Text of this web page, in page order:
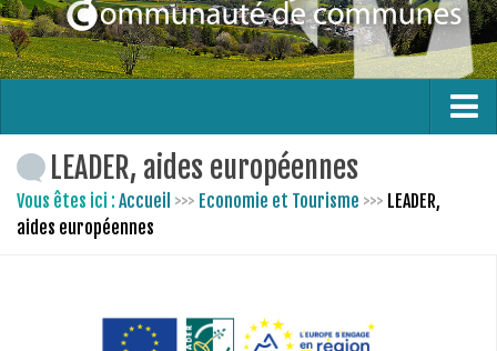
Publications
Téléchargements
Carte interactive
En 1 clic !
L’intercommunalité
Le territoire
Bus France Services en Matheysine
Le Conseil Communautaire
LEADER, aides européennes
Vous êtes ici : Accueil >>> Economie et Tourisme >>> LEADER,
aides européennes